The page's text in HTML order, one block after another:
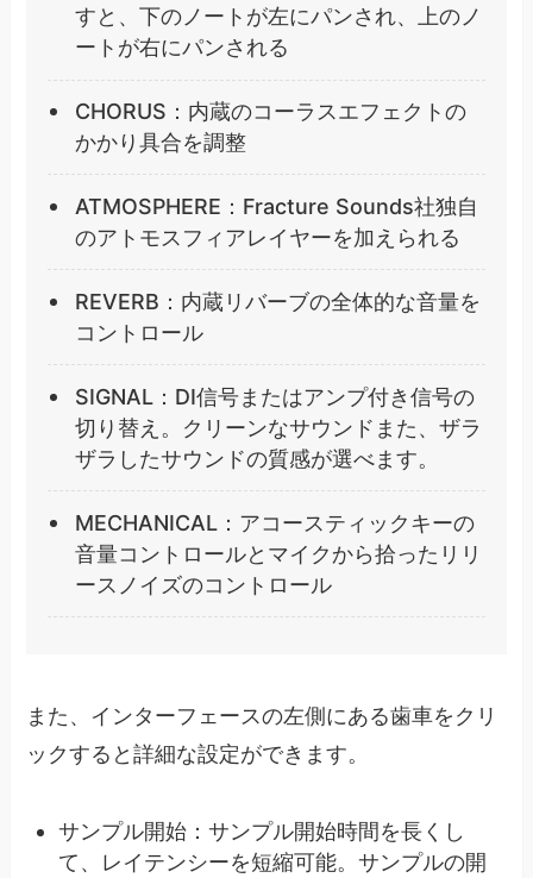
すと、下のノートが左にパンされ、上のノ
ートが右にパンされる
CHORUS：内蔵のコーラスエフェクトの
かかり具合を調整
ATMOSPHERE：Fracture Sounds社独自
のアトモスフィアレイヤーを加えられる
REVERB：内蔵リバーブの全体的な音量を
コントロール
SIGNAL：DI信号またはアンプ付き信号の
切り替え。クリーンなサウンドまた、ザラ
ザラしたサウンドの質感が選べます。
MECHANICAL：アコースティックキーの
音量コントロールとマイクから拾ったリリ
ースノイズのコントロール
また、インターフェースの左側にある歯車をクリ
ックすると詳細な設定ができます。
サンプル開始：サンプル開始時間を長くし
て、レイテンシーを短縮可能。サンプルの開